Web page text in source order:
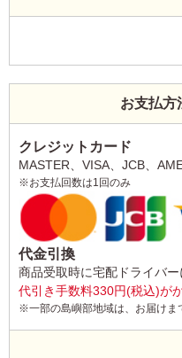
お支払方
クレジットカード
MASTER、VISA、JCB、
※お支払回数は1回のみ
代金引換
商品受取時に宅配ドライバー
代引き手数料330円(税込)が
※一部の島嶼部地域は、お届けま